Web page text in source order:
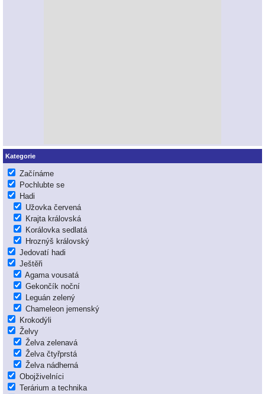
Kategorie
Začínáme
Pochlubte se
Hadi
Užovka červená
Krajta královská
Korálovka sedlatá
Hroznýš královský
Jedovatí hadi
Ještěři
Agama vousatá
Gekončík noční
Leguán zelený
Chameleon jemenský
Krokodýli
Želvy
Želva zelenavá
Želva čtyřprstá
Želva nádherná
Obojživelníci
Terárium a technika